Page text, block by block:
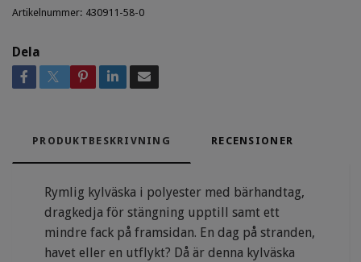
Artikelnummer: 430911-58-0
Dela
PRODUKTBESKRIVNING RECENSIONER
Rymlig kylväska i polyester med bärhandtag,
dragkedja för stängning upptill samt ett
mindre fack på framsidan. En dag på stranden,
havet eller en utflykt? Då är denna kylväska